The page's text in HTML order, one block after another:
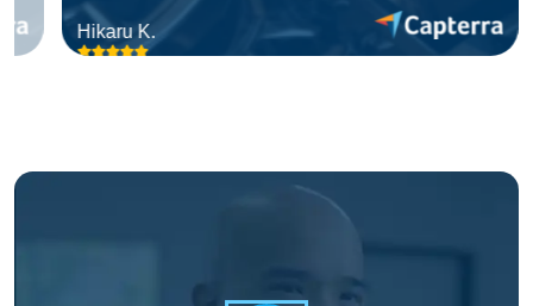
Hikaru K.